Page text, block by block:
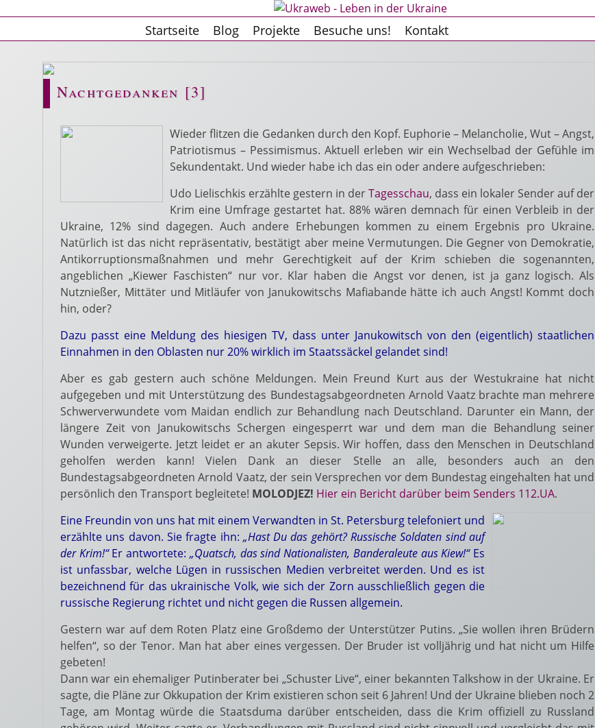
Startseite Blog Projekte Besuche uns! Kontakt
Nachtgedanken [3]
Wieder flitzen die Gedanken durch den Kopf. Euphorie – Melancholie, Wut – Angst,
Patriotismus – Pessimismus. Aktuell erleben wir ein Wechselbad der Gefühle im
Sekundentakt. Und wieder habe ich das ein oder andere aufgeschrieben:
Udo Lielischkis erzählte gestern in derTagesschau, dass ein lokaler Sender auf der
Krim eine Umfrage gestartet hat. 88% wären demnach für einen Verbleib in der
Ukraine, 12% sind dagegen. Auch andere Erhebungen kommen zu einem Ergebnis pro Ukraine.
Natürlich ist das nicht repräsentativ, bestätigt aber meine Vermutungen. Die Gegner von Demokratie,
Antikorruptionsmaßnahmen und mehr Gerechtigkeit auf der Krim schieben die sogenannten,
angeblichen „Kiewer Faschisten“ nur vor. Klar haben die Angst vor denen, ist ja ganz logisch. Als
Nutznießer, Mittäter und Mitläufer von Janukowitschs Mafiabande hätte ich auch Angst! Kommt doch
hin, oder?
Dazu passt eine Meldung des hiesigen TV, dass unter Janukowitsch von den (eigentlich) staatlichen
Einnahmen in den Oblasten nur 20% wirklich im Staatssäckel gelandet sind!
Aber es gab gestern auch schöne Meldungen. Mein Freund Kurt aus der Westukraine hat nicht
aufgegeben und mit Unterstützung des Bundestagsabgeordneten Arnold Vaatz brachte man mehrere
Schwerverwundete vom Maidan endlich zur Behandlung nach Deutschland. Darunter ein Mann, der
längere Zeit von Janukowitschs Schergen eingesperrt war und dem man die Behandlung seiner
Wunden verweigerte. Jetzt leidet er an akuter Sepsis. Wir hoffen, dass den Menschen in Deutschland
geholfen werden kann! Vielen Dank an dieser Stelle an alle, besonders auch an den
Bundestagsabgeordneten Arnold Vaatz, der sein Versprechen vor dem Bundestag eingehalten hat und
persönlich den Transport begleitete! MOLODJEZ! Hier ein Bericht darüber beim Senders 112.UA.
Eine Freundin von uns hat mit einem Verwandten in St. Petersburg telefoniert und
erzählte uns davon. Sie fragte ihn: „Hast Du das gehört? Russische Soldaten sind auf
der Krim!“Er antwortete: „Quatsch, das sind Nationalisten, Banderaleute aus Kiew!“Es
ist unfassbar, welche Lügen in russischen Medien verbreitet werden. Und es ist
bezeichnend für das ukrainische Volk, wie sich der Zorn ausschließlich gegen die
russische Regierung richtet und nicht gegen die Russen allgemein.
Gestern war auf dem Roten Platz eine Großdemo der Unterstützer Putins. „Sie wollen ihren Brüdern
helfen“, so der Tenor. Man hat aber eines vergessen. Der Bruder ist volljährig und hat nicht um Hilfe
gebeten!
Dann war ein ehemaliger Putinberater bei „Schuster Live“, einer bekannten Talkshow in der Ukraine. Er
sagte, die Pläne zur Okkupation der Krim existieren schon seit 6 Jahren! Und der Ukraine blieben noch 2
Tage, am Montag würde die Staatsduma darüber entscheiden, dass die Krim offiziell zu Russland